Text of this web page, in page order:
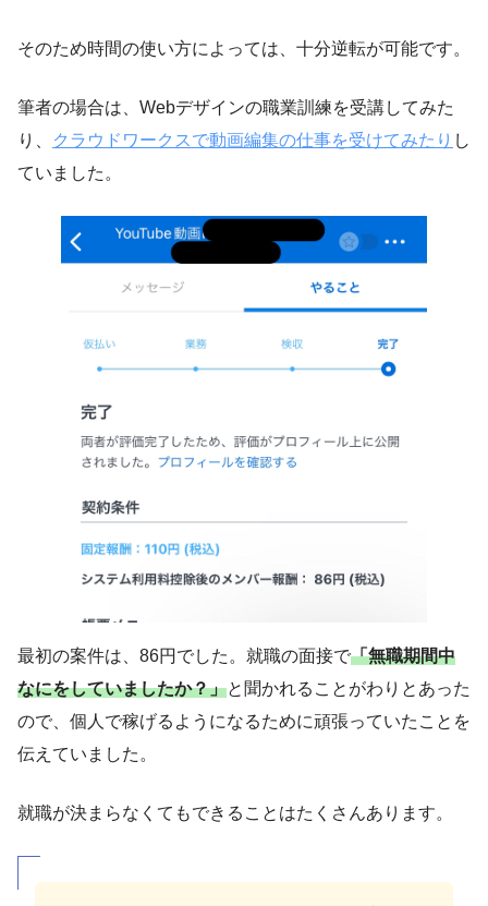
そのため時間の使い方によっては、十分逆転が可能です。
筆者の場合は、Webデザインの職業訓練を受講してみた
り、
クラウドワークスで動画編集の仕事を受けてみたり し
ていました。
最初の案件は、86円でした。就職の面接で「無職期間中
なにをしていましたか？」と聞かれることがわりとあった
ので、個人で稼げるようになるために頑張っていたことを
伝えていました。
就職が決まらなくてもできることはたくさんあります。